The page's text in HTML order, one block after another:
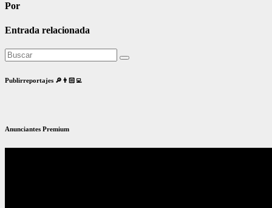
Por
Entrada relacionada
Publirreportajes 🔎👨🏻‍💻
Anunciantes Premium